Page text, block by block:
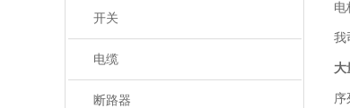
开关
电缆
断路器
电
我
大